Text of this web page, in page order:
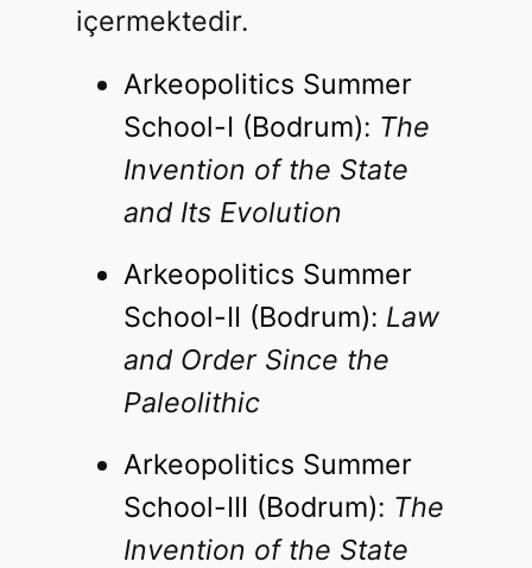
içermektedir.
Arkeopolitics Summer
School-I (Bodrum): The
Invention of the State
and Its Evolution
Arkeopolitics Summer
School-II (Bodrum): Law
and Order Since the
Paleolithic
Arkeopolitics Summer
School-III (Bodrum): The
Invention of the State